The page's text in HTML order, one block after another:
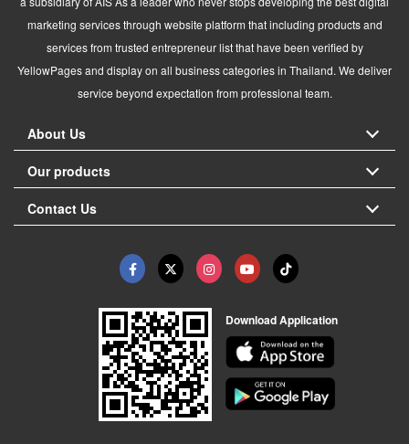
marketing services through website platform that including products and
services from trusted entrepreneur list that have been verified by
YellowPages and display on all business categories in Thailand. We deliver
service beyond expectation from professional team.
About Us
Our products
Contact Us
Download Application